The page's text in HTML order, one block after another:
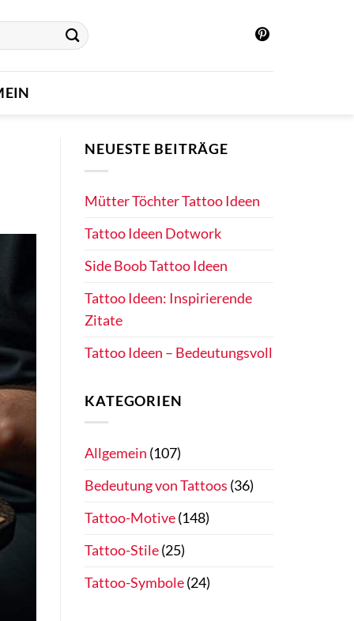
NEUESTE BEITRÄGE
Mütter Töchter Tattoo Ideen
Tattoo Ideen Dotwork
Side Boob Tattoo Ideen
Tattoo Ideen: Inspirierende
Zitate
Tattoo Ideen – Bedeutungsvoll
KATEGORIEN
Allgemein (107)
Bedeutung von Tattoos (36)
Tattoo-Motive(148)
Tattoo-Stile(25)
Tattoo-Symbole(24)